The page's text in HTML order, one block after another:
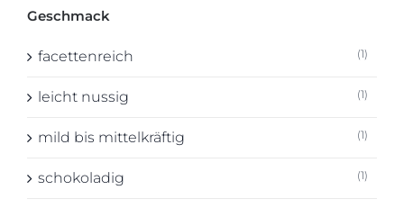
Geschmack
facettenreich (1)
leicht nussig (1)
mild bis mittelkräftig (1)
schokoladig (1)